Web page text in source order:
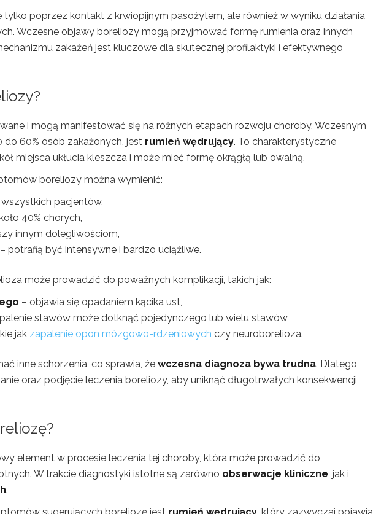
tylko poprzez kontakt z krwiopijnym pasożytem, ale również w wyniku działania
Wczesne objawy boreliozy mogą przyjmować formę rumienia oraz innych
zakażeń jest kluczowe dla skutecznej profilaktyki i efektywnego
i mogą manifestować się na różnych etapach rozwoju choroby. Wczesnym
60% osób zakażonych, jest rumień wędrujący. To charakterystyczne
miejsca ukłucia kleszcza i może mieć formę okrągłą lub owalną.
boreliozy można wymienić:
pacjentów,
40% chorych,
innym dolegliwościom,
– potrafią być intensywne i bardzo uciążliwe.
może prowadzić do poważnych komplikacji, takich jak:
– objawia się opadaniem kącika ust,
stawów może dotknąć pojedynczego lub wielu stawów,
jak zapalenie opon mózgowo-rdzeniowych czy neuroborelioza.
inne schorzenia, co sprawia, że wczesna diagnoza bywa trudna. Dlatego
oraz podjęcie leczenia boreliozy, aby uniknąć długotrwałych konsekwencji
element w procesie leczenia tej choroby, która może prowadzić do
W trakcie diagnostyki istotne są zarówno obserwacje kliniczne, jak i
.